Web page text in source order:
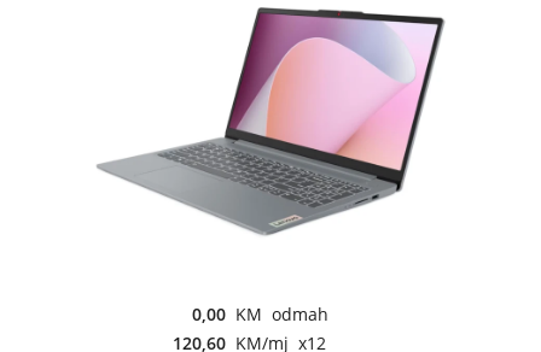
0,00 KM odmah
120,60 KM/mj x12